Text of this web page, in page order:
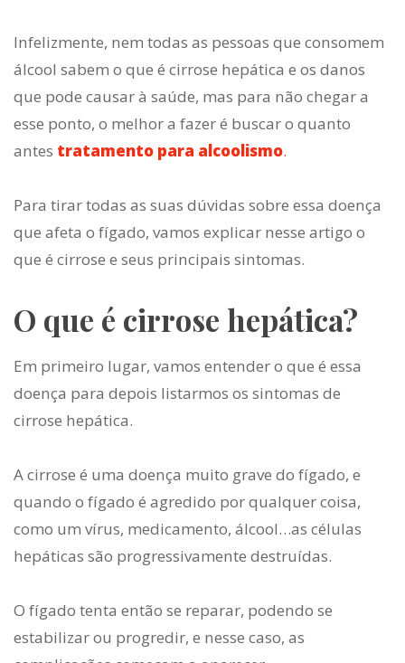
Infelizmente, nem todas as pessoas que consomem
álcool sabem o que é cirrose hepática e os danos
que pode causar à saúde, mas para não chegar a
esse ponto, o melhor a fazer é buscar o quanto
antes tratamento para alcoolismo.
Para tirar todas as suas dúvidas sobre essa doença
que afeta o fígado, vamos explicar nesse artigo o
que é cirrose e seus principais sintomas.
O que é cirrose hepática?
Em primeiro lugar, vamos entender o que é essa
doença para depois listarmos os sintomas de
cirrose hepática.
A cirrose é uma doença muito grave do fígado, e
quando o fígado é agredido por qualquer coisa,
como um vírus, medicamento, álcool…as células
hepáticas são progressivamente destruídas.
O fígado tenta então se reparar, podendo se
estabilizar ou progredir, e nesse caso, as